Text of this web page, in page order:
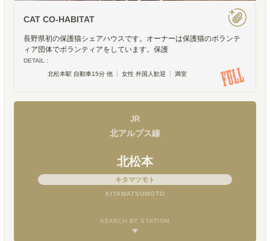
CAT CO-HABITAT
長野県初の保護猫シェアハウスです。オーナーは保護猫のボランテ
ィア団体でボランティアをしています。保護
DETAIL :
北松本駅 自動車15分 他
女性 外国人歓迎 満室
JR
北アルプス線
北松本
キタマツモト
KITAMATSUMOTO
SEARCH BY STATION